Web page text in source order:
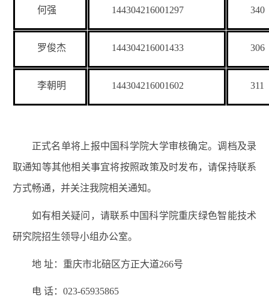
何强 144304216001297 340
罗俊杰 144304216001433 306
李朝明 144304216001602 311
正式名单将上报中国科学院大学审核确定。调档及录
取通知等其他相关事宜将按照政策及时发布，请保持联系
方式畅通，并关注我院相关通知。
如有相关疑问，请联系中国科学院重庆绿色智能技术
研究院招生领导小组办公室。
地 址：重庆市北碚区方正大道266号
电 话： 023-65935865